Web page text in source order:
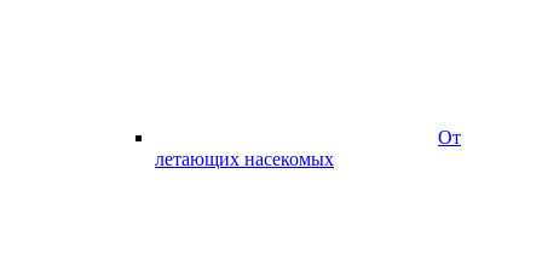
От
летающих насекомых